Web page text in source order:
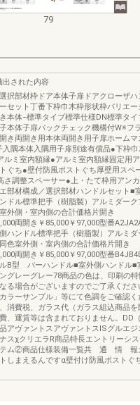
79
出された内容
択部材枠ドア本体子扉ドアクローザハ
セット丁番下枠巾木枠形状枠バリエー
本体−標準タイプ標準仕様DN標準タイ
本体子扉バックチェック機構付W※フ
き両開き用本体両開き用子扉ホームマ
入隅本体入隅用子扉別途有償品●下枠巾
ルミ室内額縁●アルミ室内額縁固定用
ぐち●壁付防風ポストぐち厚壁用スペ
さ調整スペーサー●上・たて枠用アン
部材構成／選択部材ハンドルセット■
ドル標準把手（樹脂製）アルミダーク
外側・室内側の合計価格片開き
両開き￥85,000￥97,000型番
ハンドル標準把手（樹脂製）アルミダ
色室外側・室内側の合計価格片開き
両開き￥85,000￥97,000型番
B型 バーハンドル■室外側ハンドル■
グレーグレー78商品の色は、印刷の
る場合がございますのでご了承くださ
ラーサンプル」等にて色調をご確認く
消費税、ガラス代（ガラス組込商品を
、運賃等は含まれておりません。DD
アヴァントスアヴァントスISグルエジ
スχクリエラR商品特長エントリーシ
テム②商品仕様装備一覧共 通 情 報
しまえるんですα壁付け防風ポストぐ